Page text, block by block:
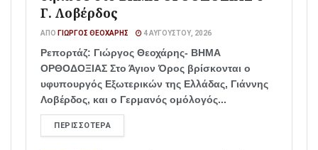
Γ. Λοβέρδος
ΑΠΌ ΓΙΏΡΓΟΣ ΘΕΟΧΆΡΗΣ 4 ΑΥΓΟΎΣΤΟΥ, 2026
Ρεπορτάζ: Γιώργος Θεοχάρης- ΒΗΜΑ
ΟΡΘΟΔΟΞΙΑΣ Στο Άγιον Όρος βρίσκονται ο
υφυπουργός Εξωτερικών της Ελλάδας, Γιάννης
Λοβέρδος, και ο Γερμανός ομόλογός...
ΠΕΡΙΣΣΌΤΕΡΑ